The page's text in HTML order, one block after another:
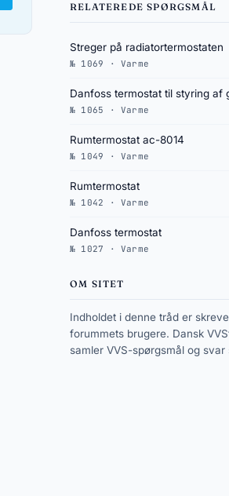
RELATEREDE SPØRGSMÅL
Streger på radiatortermostaten
№ 1069 · Varme
Danfoss termostat til styring af
№ 1065 · Varme
Rumtermostat ac-8014
№ 1049 · Varme
Rumtermostat
№ 1042 · Varme
Danfoss termostat
№ 1027 · Varme
OM SITET
Indholdet i denne tråd er
forummets brugere. Dansk
samler VVS-spørgsmål og svar